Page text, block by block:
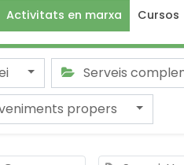
Activitats en marxa Cursos
Serveis
propers